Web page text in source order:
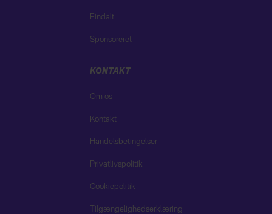
Findalt
Sponsoreret
KONTAKT
Om os
Kontakt
Handelsbetingelser
Privatlivspolitik
Cookiepolitik
Tilgængelighedserklæring